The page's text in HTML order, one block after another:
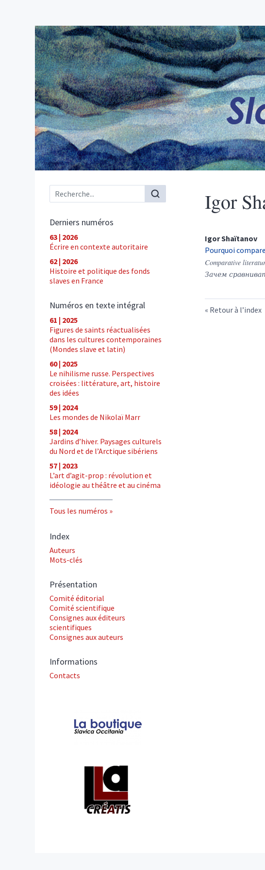
Menu principal
Derniers numéros
63 | 2026
Écrire en contexte autoritaire
62 | 2026
Histoire et politique des fonds
slaves en France
Numéros en texte intégral
61 | 2025
Figures de saints réactualisées
dans les cultures contemporaines
(Mondes slave et latin)
60 | 2025
Le nihilisme russe. Perspectives
croisées : littérature, art, histoire
des idées
59 | 2024
Les mondes de Nikolaï Marr
58 | 2024
Jardins d’hiver. Paysages culturels
du Nord et de l’Arctique sibériens
57 | 2023
L’art d’agit-prop : révolution et
idéologie au théâtre et au cinéma
Tous les numéros
Index
Auteurs
Mots-clés
Présentation
Comité éditorial
Comité scientifique
Consignes aux éditeurs
scientifiques
Consignes aux auteurs
Informations
Contacts
Igor
IgorShaïtanov
Pourquoi
Comparative
Зачем
Retour à l’index